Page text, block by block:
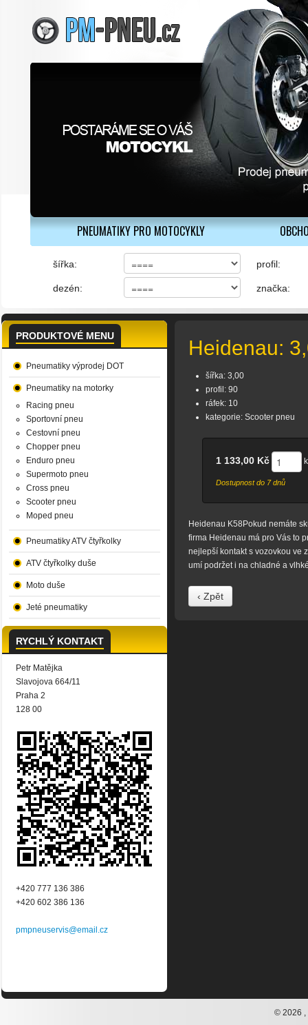
Heidenau:
šířka: 3,00
profil: 90
ráfek: 10
kategorie: Scooter pneu
1 133,00 Kč
Dostupnost do 7 dnů
Heidenau K58Pokud nemáte
firma Heidenau má pro Vás to
nejlepší kontakt s vozovkou ve
umí podržet i na chladné a
‹ Zpět
PNEUMATIKY PRO MOTOCYKLY
šířka: profil:
dezén: značka:
PRODUKTOVÉ MENU
Pneumatiky výprodej DOT
Pneumatiky na motorky
Racing pneu
Sportovní pneu
Cestovní pneu
Chopper pneu
Enduro pneu
Supermoto pneu
Cross pneu
Scooter pneu
Moped pneu
Pneumatiky ATV čtyřkolky
ATV čtyřkolky duše
Moto duše
Jeté pneumatiky
RYCHLÝ KONTAKT
Petr Matějka
Slavojova 664/11
Praha 2
128 00
+420 777 136 386
+420 602 386 136
pmpneuservis@email.cz
© 2026